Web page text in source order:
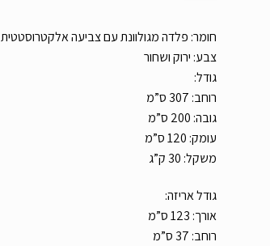
חומר: פלדה מגולוונת עם צביעה אלקטרוסטטית
צבע: ירוק ושחור
גודל:
רוחב: 307 ס”מ
גובה: 200 ס”מ
עומק: 120 ס”מ
משקל: 30 ק”ג
גודל אריזה:
אורך: 123 ס”מ
רוחב: 37 ס”מ